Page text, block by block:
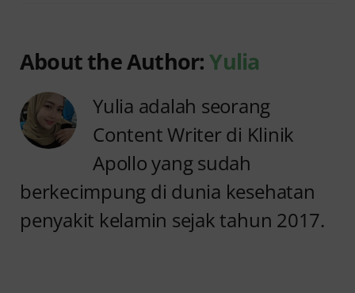
About the Author:Yulia
Yulia adalah seorang
Content Writer di Klinik
Apollo yang sudah
berkecimpung di dunia kesehatan
penyakit kelamin sejak tahun 2017.